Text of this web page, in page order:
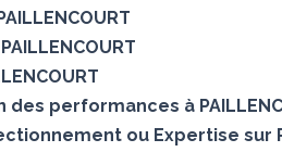
performances à
ou Expertise sur